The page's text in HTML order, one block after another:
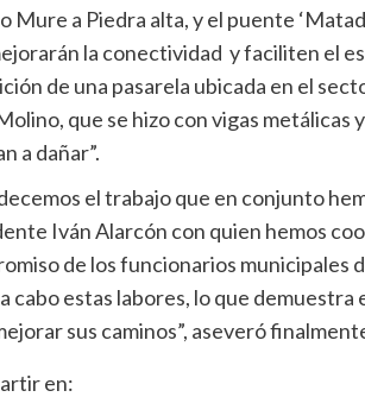
Mure a Piedra alta, y el puente
la conectividad y faciliten el
de una pasarela ubicada en el
que se hizo con vigas metálicas
a dañar”.
el trabajo que en conjunto
Iván Alarcón con quien hemos
de los funcionarios municipales
cabo estas labores, lo que
sus caminos”, aseveró
en: